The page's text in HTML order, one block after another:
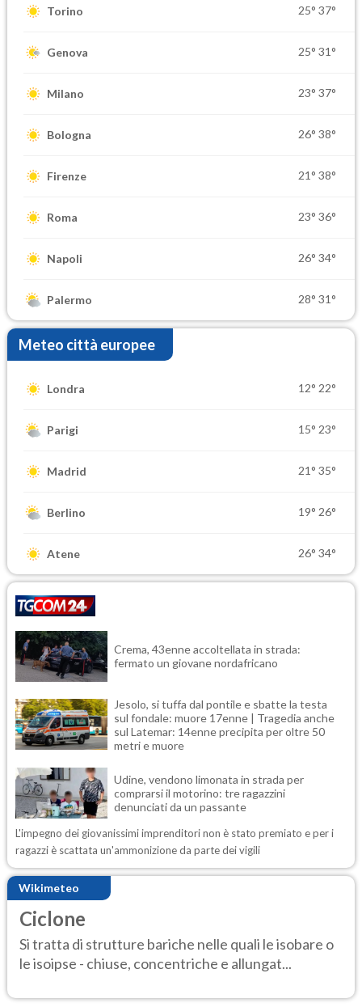
Torino 25° 37°
Genova 25° 31°
Milano 23° 37°
Bologna 26° 38°
Firenze 21° 38°
Roma 23° 36°
Napoli 26° 34°
Palermo 28° 31°
Meteo città europee
Londra 12° 22°
Parigi 15° 23°
Madrid 21° 35°
Berlino 19° 26°
Atene 26° 34°
Crema, 43enne accoltellata in strada:
fermato un giovane nordafricano
Jesolo, si tuffa dal pontile e sbatte la testa
sul fondale: muore 17enne | Tragedia anche
sul Latemar: 14enne precipita per oltre 50
metri e muore
Udine, vendono limonata in strada per
comprarsi il motorino: tre ragazzini
denunciati da un passante
L'impegno dei giovanissimi imprenditori non è stato premiato e per i
ragazzi è scattata un'ammonizione da parte dei vigili
Wikimeteo
Ciclone
Si tratta di strutture bariche nelle quali le isobare o
le isoipse - chiuse, concentriche e allungat...